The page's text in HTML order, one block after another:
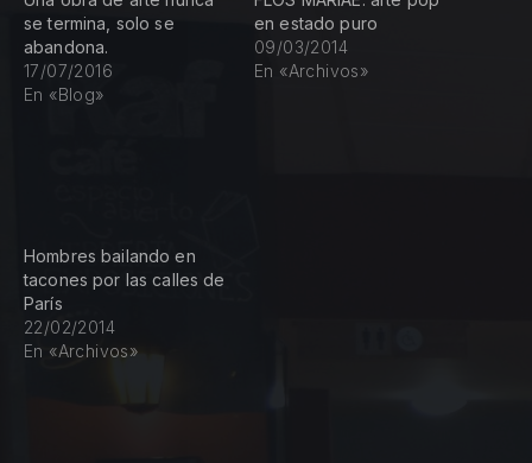
se termina, solo se
abandona.
17/07/2016
En «Blog»
en estado puro
09/03/2014
En «Archivos»
Hombres bailando en
tacones por las calles de
París
22/02/2014
En «Archivos»